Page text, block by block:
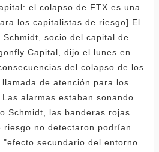
el colapso de FTX es una
los capitalistas de riesgo] El
Schmidt, socio del capital de
Capital, dijo el lunes en
del colapso de los
de atención para los
alarmas estaban sonando.
Schmidt, las banderas rojas
no detectaron podrían
secundario del entorno